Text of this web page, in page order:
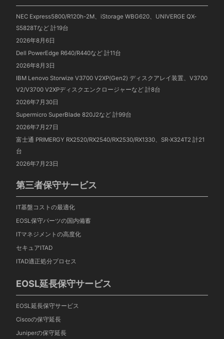
NEC Express5800/R120h-2M、iStorage WBG620、UNIVERGE QX-
S5828Tなど 計19台
2026年8月6日
Dell PowerEdge R640/R440など 計11台
2026年8月3日
IBM Lenovo Storwize V3700 V2XP(Gen2) ディスクアレイ装置、V3700
V2/V3700 V2XPディスクエンクロージャーなど 計8台
2026年7月30日
Supermicro SuperBlade 820J2など 計99台
2026年7月27日
富士通 PRIMERGY RX2520/RX2540/RX2530/RX1330、SR-X324T2 計21
台
2026年7月23日
第三者保守サービス
IT基盤コストの最適化
EOSL保守パーツの国内備蓄
ITマネジメントの高度化
セキュアITAD
ITAD適正処分プロセス
EOSL延長保守サービス
EOSL延長保守サービス
Ciscoの保守延長
Juniperの保守延長